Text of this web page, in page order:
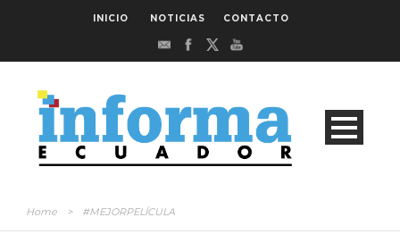
INICIO NOTICIAS CONTACTO
Home > #MEJORPELÍCULA